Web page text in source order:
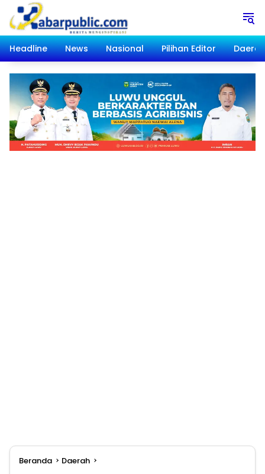
Langsung
konten
Headline
News Nasional Pilihan Editor Daerah
Beranda Daerah